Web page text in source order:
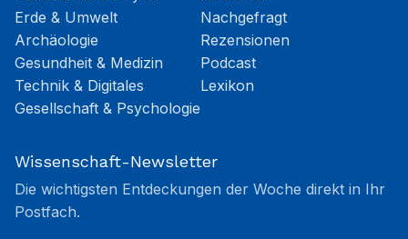
Erde & Umwelt
Archäologie
Gesundheit & Medizin
Technik & Digitales
Gesellschaft & Psychologie
Nachgefragt
Rezensionen
Podcast
Lexikon
Wissenschaft-Newsletter
Die wichtigsten Entdeckungen der Woche direkt in Ihr
Postfach.